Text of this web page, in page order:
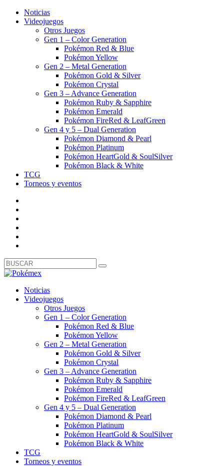
Noticias
Videojuegos
Otros Juegos
Gen 1 – Color Generation
Pokémon Red & Blue
Pokémon Yellow
Gen 2 – Metal Generation
Pokémon Gold & Silver
Pokémon Crystal
Gen 3 – Advance Generation
Pokémon Ruby & Sapphire
Pokémon Emerald
Pokémon FireRed & LeafGreen
Gen 4 y 5 – Dual Generation
Pokémon Diamond & Pearl
Pokémon Platinum
Pokémon HeartGold & SoulSilver
Pokémon Black & White
TCG
Torneos y eventos
Noticias
Videojuegos
Otros Juegos
Gen 1 – Color Generation
Pokémon Red & Blue
Pokémon Yellow
Gen 2 – Metal Generation
Pokémon Gold & Silver
Pokémon Crystal
Gen 3 – Advance Generation
Pokémon Ruby & Sapphire
Pokémon Emerald
Pokémon FireRed & LeafGreen
Gen 4 y 5 – Dual Generation
Pokémon Diamond & Pearl
Pokémon Platinum
Pokémon HeartGold & SoulSilver
Pokémon Black & White
TCG
Torneos y eventos